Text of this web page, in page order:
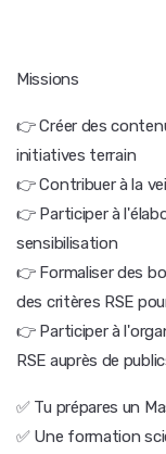
Missions
👉 Créer des
initiatives terrain
👉 Contribuer à la
👉 Participer à
sensibilisation
👉 Formaliser des
des critères RSE
👉 Participer à
RSE auprès de
✅ Tu prépares un
✅ Une formation